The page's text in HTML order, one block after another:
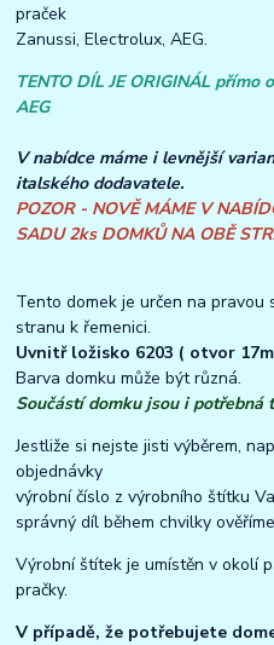
praček
Zanussi, Electrolux, AEG.
TENTO DÍL JE ORIGINÁL
AEG
V nabídce máme i levnější
italského dodavatele.
POZOR - NOVĚ MÁME V
SADU 2ks DOMKŮ NA OBĚ
Tento domek je určen na pravou
stranu k řemenici.
Uvnitř ložisko 6203 ( otvor
Barva domku může být různá.
Součástí domku jsou i potřebná
Jestliže si nejste jisti výběrem,
objednávky
výrobní číslo z výrobního štítku
správný díl během chvilky
Výrobní štítek je umístěn v okolí
pračky.
V případě, že potřebujete